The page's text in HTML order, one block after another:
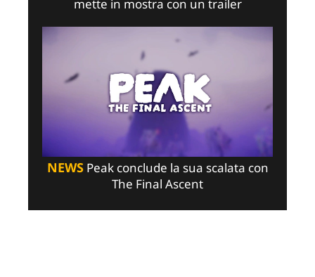
mette in mostra con un trailer
NEWSPeak conclude la sua scalata con
The Final Ascent